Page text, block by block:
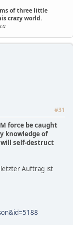
of three little
crazy world.
#31
force be caught
knowledge of
will self-destruct
letzter Auftrag ist